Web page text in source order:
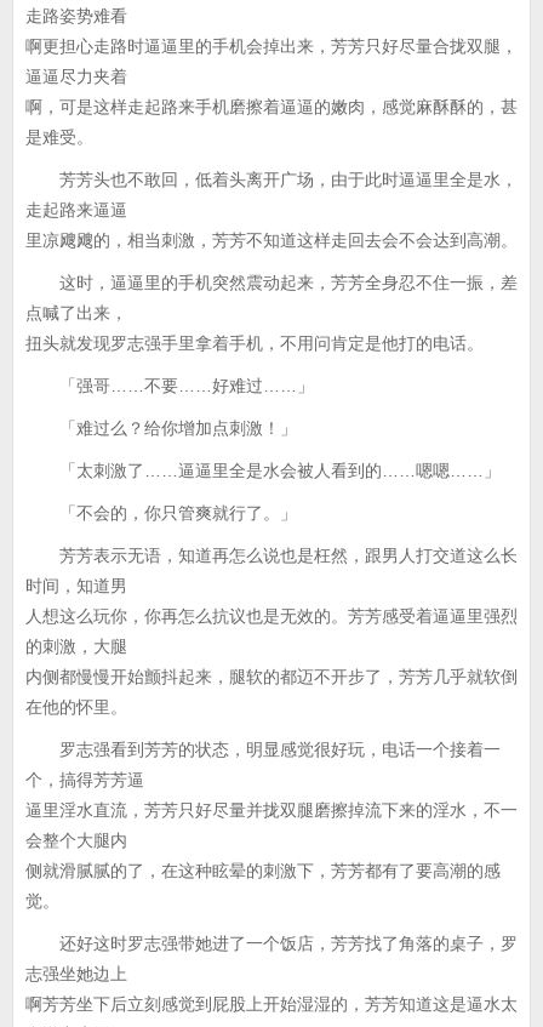
走路姿势难看
啊更担心走路时逼逼里的手机会掉出来，芳芳只好尽量合拢双腿，
逼逼尽力夹着
啊，可是这样走起路来手机磨擦着逼逼的嫩肉，感觉麻酥酥的，甚
是难受。
芳芳头也不敢回，低着头离开广场，由于此时逼逼里全是水，
走起路来逼逼
里凉飕飕的，相当刺激，芳芳不知道这样走回去会不会达到高潮。
这时，逼逼里的手机突然震动起来，芳芳全身忍不住一振，差
点喊了出来，
扭头就发现罗志强手里拿着手机，不用问肯定是他打的电话。
「强哥……不要……好难过……」
「难过么？给你增加点刺激！」
「太刺激了……逼逼里全是水会被人看到的……嗯嗯……」
「不会的，你只管爽就行了。」
芳芳表示无语，知道再怎么说也是枉然，跟男人打交道这么长
时间，知道男
人想这么玩你，你再怎么抗议也是无效的。芳芳感受着逼逼里强烈
的刺激，大腿
内侧都慢慢开始颤抖起来，腿软的都迈不开步了，芳芳几乎就软倒
在他的怀里。
罗志强看到芳芳的状态，明显感觉很好玩，电话一个接着一
个，搞得芳芳逼
逼里淫水直流，芳芳只好尽量并拢双腿磨擦掉流下来的淫水，不一
会整个大腿内
侧就滑腻腻的了，在这种眩晕的刺激下，芳芳都有了要高潮的感
觉。
还好这时罗志强带她进了一个饭店，芳芳找了角落的桌子，罗
志强坐她边上
啊芳芳坐下后立刻感觉到屁股上开始湿湿的，芳芳知道这是逼水太